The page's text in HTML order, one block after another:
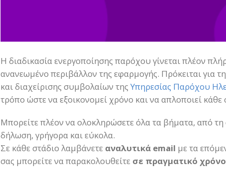
Η διαδικασία ενεργοποίησης παρόχου γίνεται πλέον
ανανεωμένο περιβάλλον της εφαρμογής. Πρόκειται για
και διαχείρισης συμβολαίων της Υπηρεσίας Παρόχου
τρόπο ώστε να εξοικονομεί χρόνο και να απλοποιεί κάθε
Μπορείτε πλέον να ολοκληρώσετε όλα τα βήματα, από
δήλωση, γρήγορα και εύκολα.
Σε κάθε στάδιο λαμβάνετε αναλυτικά email με τα
σας μπορείτε να παρακολουθείτε σε πραγματικό χρόνο